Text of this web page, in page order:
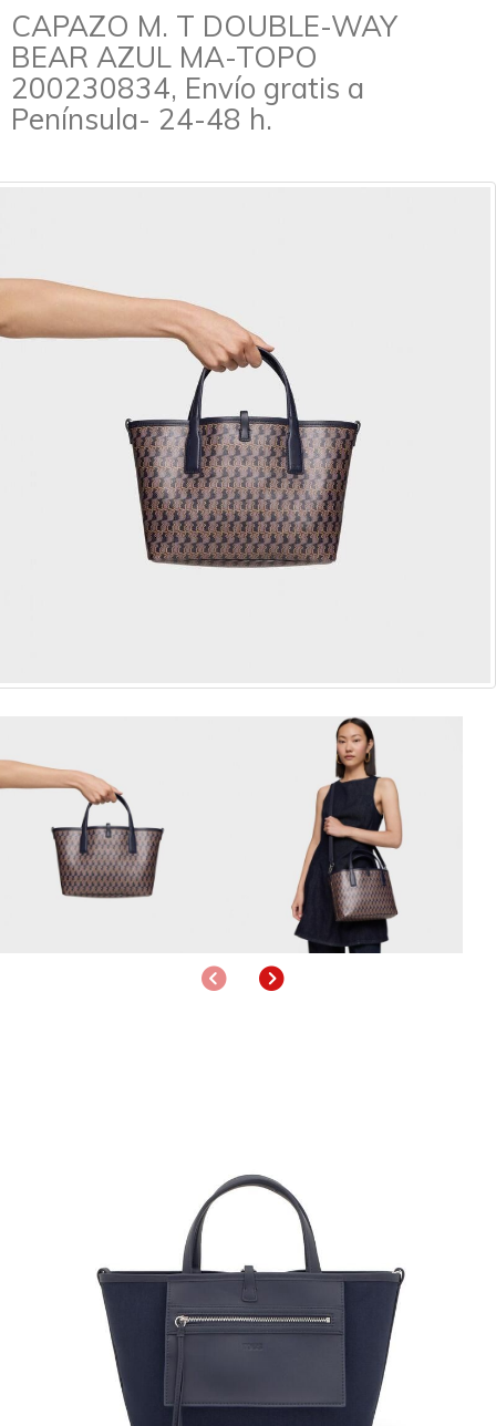
CAPAZO M. T DOUBLE-WAY
BEAR AZUL MA-TOPO
200230834, Envío gratis a
Península- 24-48 h.
AnteriorSiguiente